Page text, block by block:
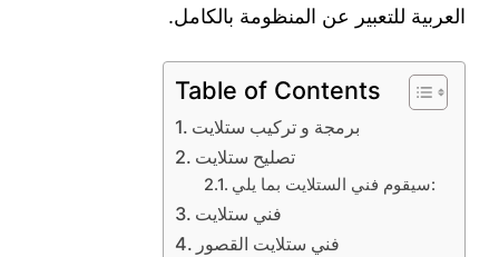
العربية للتعبير عن المنظومة بالكامل.
Table of Contents
برمجة و تركيب ستلايت
تصليح ستلايت
سيقوم فني الستلايت بما يلي:
فني ستلايت
فني ستلايت القصور